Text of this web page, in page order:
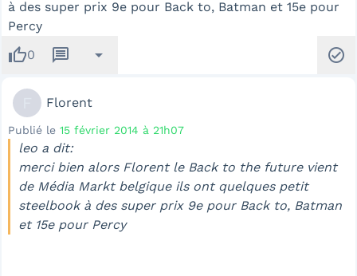
à des super prix 9e pour Back to, Batman et 15e pour
Percy
thumb_up0 message arrow_drop_down check_circle
Florent
Publié le 15 février 2014 à 21h07
leo a dit:
merci bien alors Florent le Back to the future vient
de Média Markt belgique ils ont quelques petit
steelbook à des super prix 9e pour Back to, Batman
et 15e pour Percy